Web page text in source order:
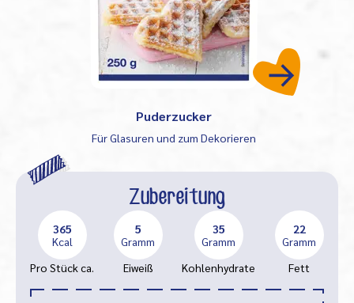
Puderzucker
Für Glasuren und zum Dekorieren
Zubereitung
365
Kcal
Pro Stück ca.
5
Gramm
Eiweiß
35
Gramm
Kohlenhydrate
22
Gramm
Fett